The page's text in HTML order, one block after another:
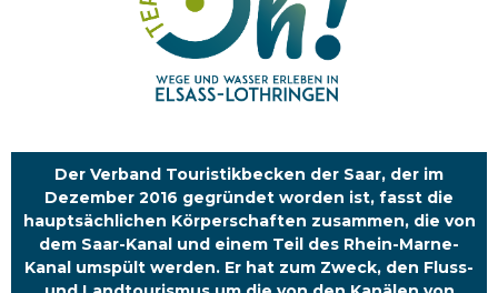
Der Verband Touristikbecken der Saar, der im
Dezember 2016 gegründet worden ist, fasst die
hauptsächlichen Körperschaften zusammen, die von
dem Saar-Kanal und einem Teil des Rhein-Marne-
Kanal umspült werden. Er hat zum Zweck, den Fluss-